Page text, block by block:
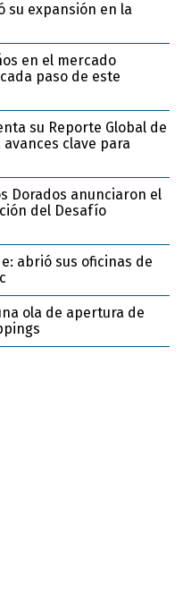
su expansión en la
en el mercado
paso de este
su Reporte Global de
clave para
Dorados anunciaron el
del Desafío
abrió sus oficinas de
ola de apertura de